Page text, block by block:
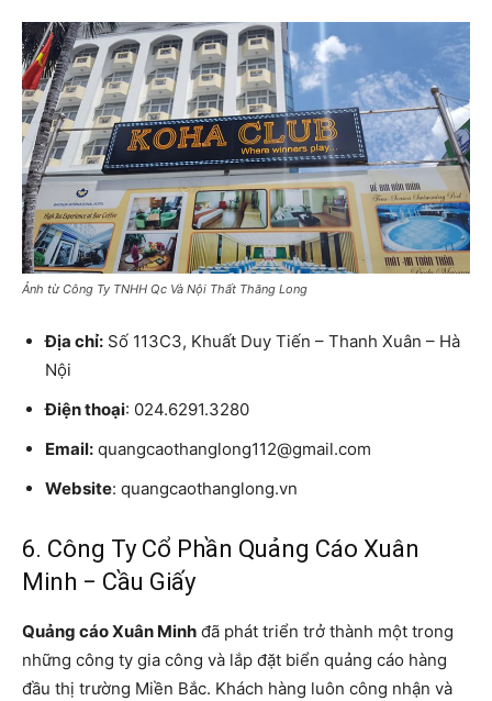
Ảnh từ Công Ty TNHH Qc Và Nội Thất Thăng Long
Địa chỉ: Số 113C3, Khuất Duy Tiến – Thanh Xuân – Hà
Nội
Điện thoại: 024.6291.3280
Email: quangcaothanglong112@gmail.com
Website: quangcaothanglong.vn
6. Công Ty Cổ Phần Quảng Cáo Xuân
Minh − Cầu Giấy
Quảng cáo Xuân Minh đã phát triển trở thành một trong
những công ty gia công và lắp đặt biển quảng cáo hàng
đầu thị trường Miền Bắc. Khách hàng luôn công nhận và